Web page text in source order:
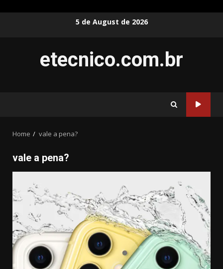
5 de August de 2026
etecnico.com.br
Home vale a pena?
vale a pena?